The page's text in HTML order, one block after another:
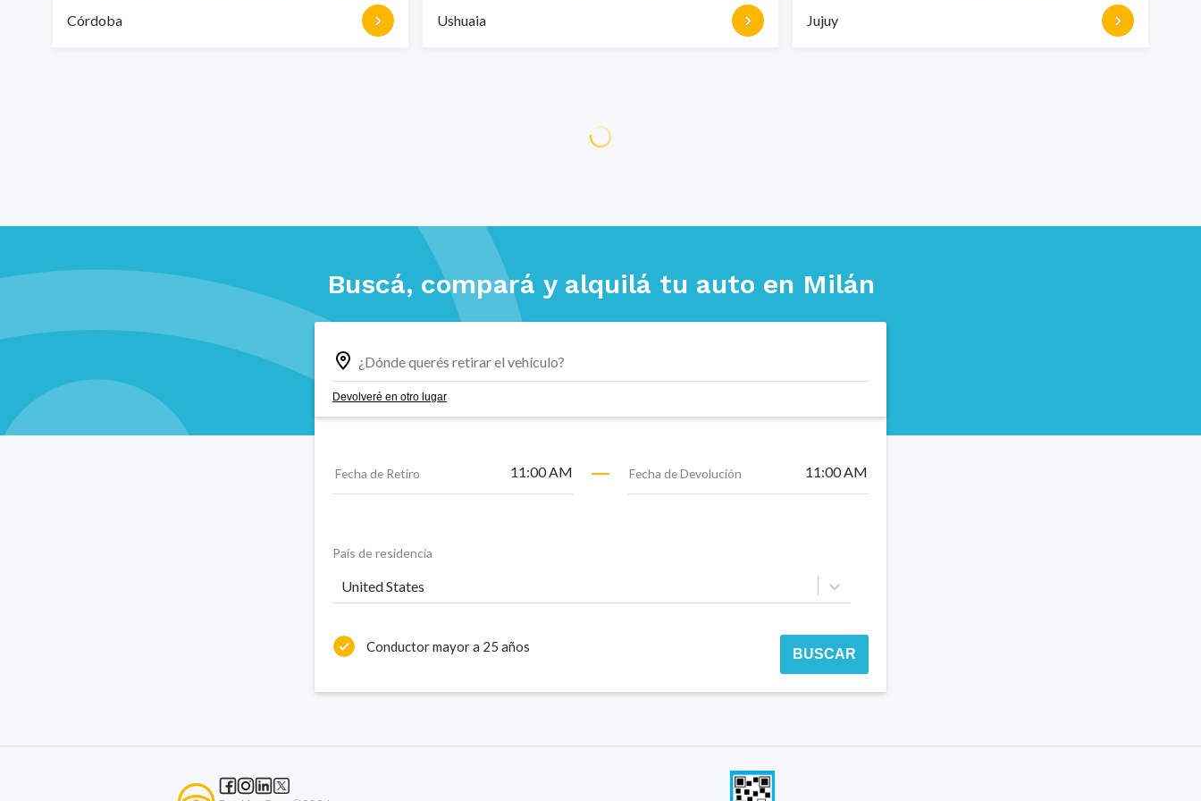
Córdoba Ushuaia Jujuy
Buscá, compará y alquilá tu auto en Milán
Devolveré en otro lugar
Fecha de Retiro 11:00 AM Fecha de Devolución 11:00 AM
País de residencia
United States
Conductor mayor a 25 años BUSCAR